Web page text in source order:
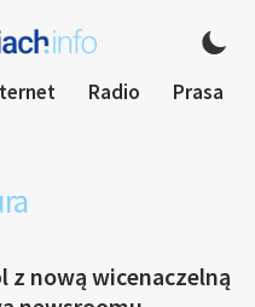
Radio Prasa
z nową wicenaczelną